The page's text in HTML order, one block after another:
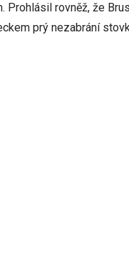
Prohlásil rovněž, že
prý nezabrání